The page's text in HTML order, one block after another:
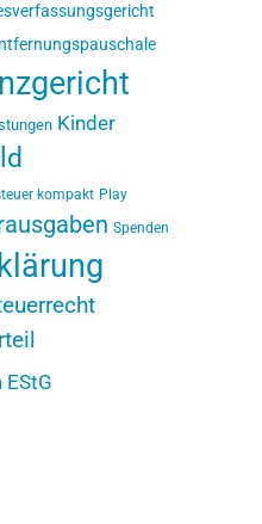
Kinder
kompakt Play
Spenden
EStG